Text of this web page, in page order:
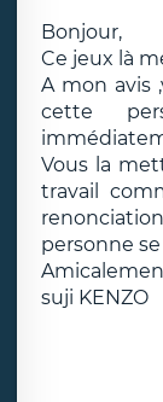
Bonjour,
Ce jeux là
A mon avis
cette
Vous la
travail
personne
suji KENZO